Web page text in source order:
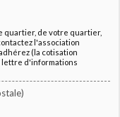
quartier, de votre quartier,
l'association
(la cotisation
lettre d'informations